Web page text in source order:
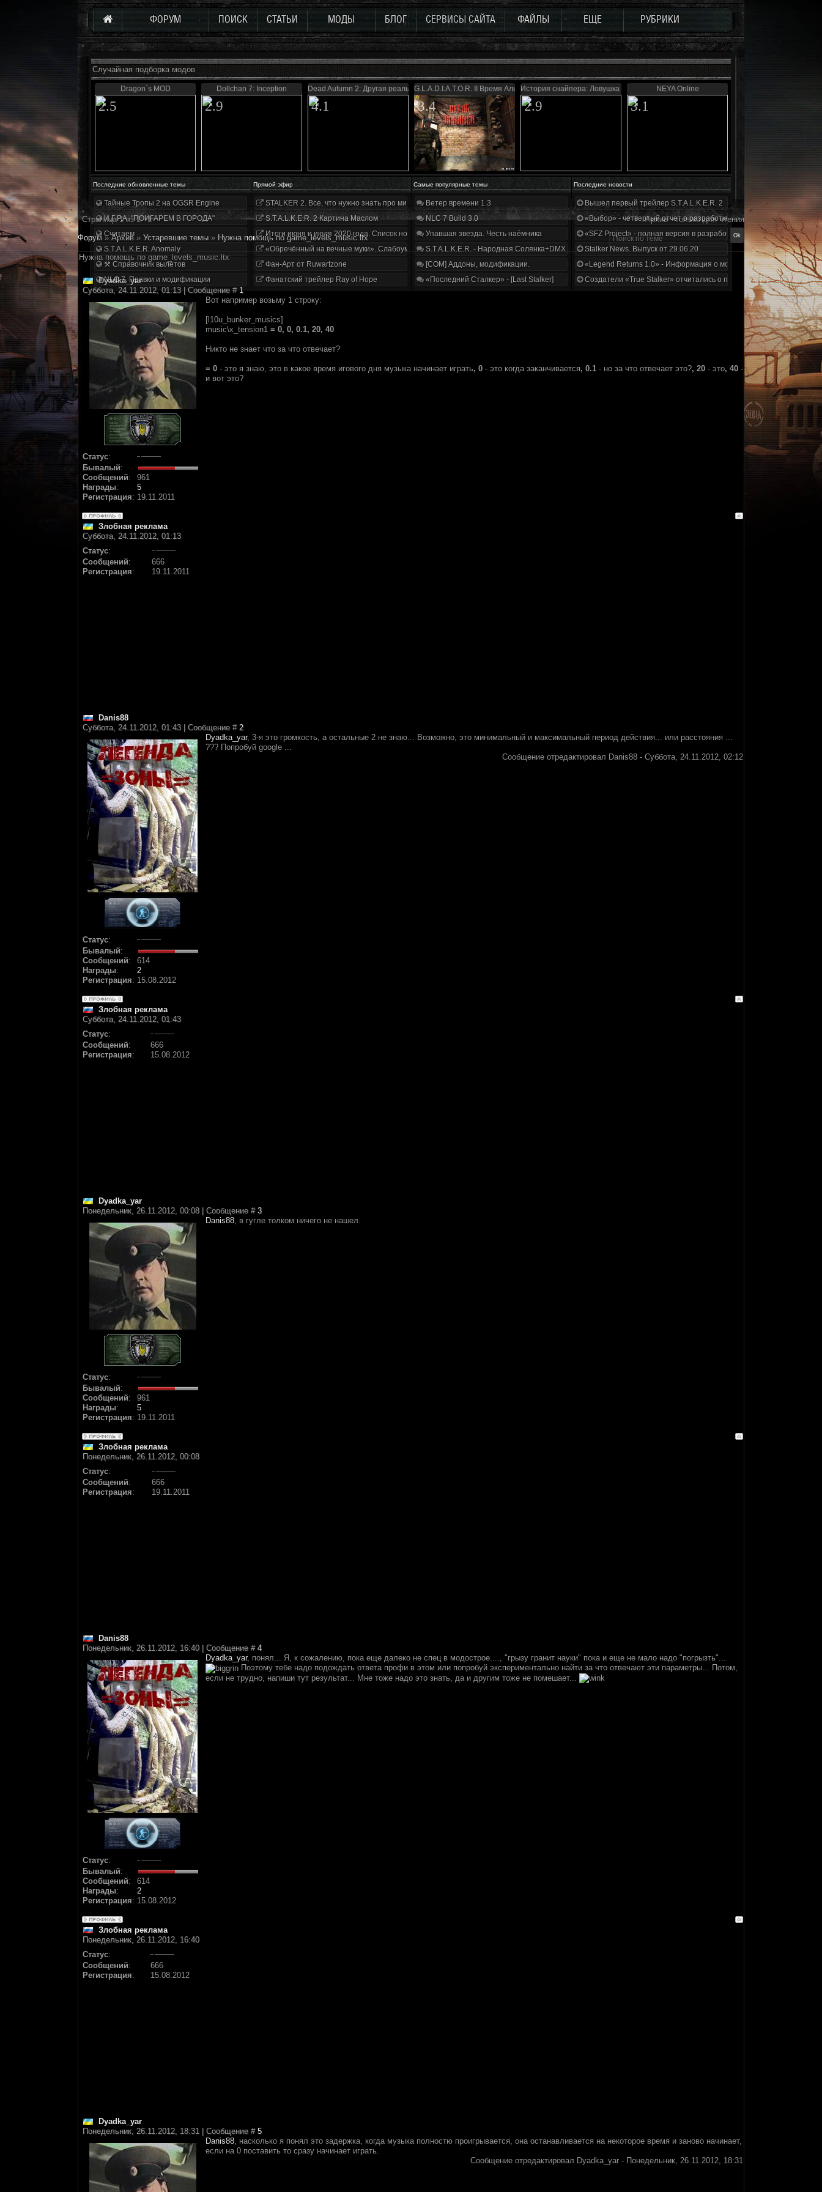
ФОРУМ ПОИСК СТАТЬИ МОДЫ БЛОГ СЕРВИСЫ САЙТА ФАЙЛЫ ЕЩЕ РУБРИКИ
Случайная подборка модов
Dragon`s MOD
2.5
Dollchan 7: Inception
2.9
Dead Autumn 2: Другая реальность
4.1
G.L.A.D.I.A.T.O.R. II Время Альянса
3.4
История снайпера: Ловушка Судьбы
2.9
NEYA Online
3.1
Последние обновленные темы Прямой эфир Самые популярные темы Последние новости
Тайные Тропы 2 на OGSR Engine
И.Г.Р.А. "ПОИГАРЕМ В ГОРОДА"
Считаем
S.T.A.L.K.E.R. Anomaly
⚒ Справочник вылетов
NLC 7. Правки и модификации
STALKER 2. Все, что нужно знать про мир, геймплей и сюжет | Разбор трейлера
S.T.A.L.K.E.R. 2 Картина Маслом
Итоги июня и июля 2020 года. Список нововведений
«Обречённый на вечные муки». Слабоумие и отвага
Фан-Арт от Ruwartzone
Фанатский трейлер Ray of Hope
Ветер времени 1.3
NLC 7 Build 3.0
Упавшая звезда. Честь наёмника
S.T.A.L.K.E.R. - Народная Солянка+DMX 1.3.5.ООП.МА.К.
[COM] Аддоны, модификации.
«Последний Сталкер» - [Last Stalker]
Вышел первый трейлер S.T.A.L.K.E.R. 2
«Выбор» - четвертый отчет о разработке!
«SFZ Project» - полная версия в разработке!
Stalker News. Выпуск от 29.06.20
«Legend Returns 1.0» - Информация о моде за июнь 2020
Создатели «True Stalker» отчитались о проделанной работе
Страница1из1 1
Архив - только для чтения
Форум » Архив » Устаревшие темы » Нужна помощь по game_levels_music.ltx
Нужна помощь по game_levels_music.ltx
Dyadka_yar
Суббота, 24.11.2012, 01:13 | Сообщение #1
Статус:
Бывалый:
Сообщений:
961
Награды:
5
Регистрация: 19.11.2011
Вот например возьму 1 строку:
[l10u_bunker_musics]
music\x_tension1 = 0, 0, 0.1, 20, 40
Никто не знает что за что отвечает?
= 0 - это я знаю, это в какое время игового дня музыка начинает играть, 0 - это когда заканчивается, 0.1 - но за что отвечает это?, 20 - это, 40 -
и вот это?
Злобная реклама
Суббота, 24.11.2012, 01:13
Статус:
Сообщений:
666
Регистрация: 19.11.2011
Danis88
Суббота, 24.11.2012, 01:43 | Сообщение # 2
Статус:
Бывалый:
Сообщений:
614
Награды:
2
Регистрация: 15.08.2012
Dyadka_yar, 3-я это громкость, а остальные 2 не знаю... Возможно, это минимальный и максимальный период действия... или расстояния ...
??? Попробуй google ...
Сообщение отредактировал Danis88 - Суббота, 24.11.2012, 02:12
Злобная реклама
Суббота, 24.11.2012, 01:43
Статус:
Сообщений:
666
Регистрация: 15.08.2012
Dyadka_yar
Понедельник, 26.11.2012, 00:08 | Сообщение # 3
Статус:
Бывалый:
Сообщений:
961
Награды:
5
Регистрация: 19.11.2011
Danis88, в гугле толком ничего не нашел.
Злобная реклама
Понедельник, 26.11.2012, 00:08
Статус:
Сообщений:
666
Регистрация: 19.11.2011
Danis88
Понедельник, 26.11.2012, 16:40 | Сообщение # 4
Статус:
Бывалый:
Сообщений:
614
Награды:
2
Регистрация: 15.08.2012
Dyadka_yar, понял... Я, к сожалению, пока еще далеко не спец в модострое...., "грызу гранит науки" пока и еще не мало надо "погрызть"...
Поэтому тебе надо подождать ответа профи в этом или попробуй экспериментально найти за что отвечают эти параметры... Потом,
если не трудно, напиши тут результат... Мне тоже надо это знать, да и другим тоже не помешает...
Злобная реклама
Понедельник, 26.11.2012, 16:40
Статус:
Сообщений:
666
Регистрация: 15.08.2012
Dyadka_yar
Понедельник, 26.11.2012, 18:31 | Сообщение # 5
Danis88, насколько я понял это задержка, когда музыка полностю проигрывается, она останавливается на некоторое время и заново начинает,
если на 0 поставить то сразу начинает играть.
Сообщение отредактировал Dyadka_yar - Понедельник, 26.11.2012, 18:31